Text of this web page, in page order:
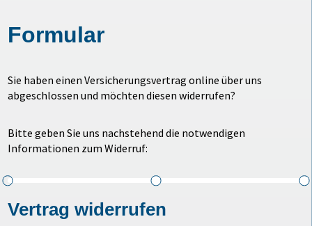
Formular
Sie haben einen Versicherungsvertrag online über uns
abgeschlossen und möchten diesen widerrufen?
Bitte geben Sie uns nachstehend die notwendigen
Informationen zum Widerruf:
Vertrag widerrufen